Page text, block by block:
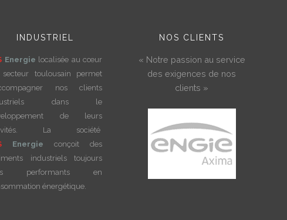
INDUSTRIEL
Energie localisée au cœur
toulousain permet
nos clients
dans le
de leurs
La société
Energie
conçoit des
industriels toujours
performants en
énergétique.
NOS CLIENTS
« Notre passion au service
des exigences de nos
clients »